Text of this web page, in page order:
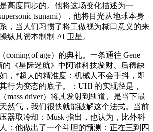
高度同步的。他将这场变化描述为一
tsunami），他将目光从地球本身
，当人们习惯了将工做视为糊口意义的来
纵其资本制制 AI 卫星。
of age）的典礼。一条通往 Gene
的《星际迷航》中阿谁科技发财、后稀缺
，*超人的精准度：机械人不会手抖，即
行为变态的底子。：UHI 的实现径是，
mass driver）将其发射到轨道。是当下最
然气，我们很快就能破解这个法式。当前
器取冷却：Musk 指出，他认为，比外科
：他做出了一个斗胆的预测：正在三到四